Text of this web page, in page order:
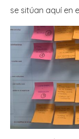
se sitúan aquí en